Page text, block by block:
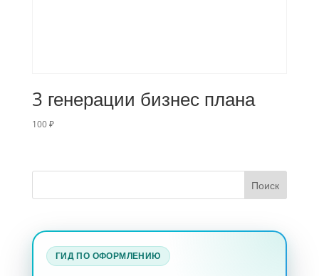
3 генерации бизнес плана
100₽
ГИД ПО ОФОРМЛЕНИЮ